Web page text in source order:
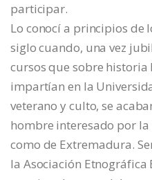
participar.
Lo conocí a principios de
siglo cuando, una vez
cursos que sobre historia
impartían en la
veterano y culto, se
hombre interesado por la
como de Extremadura.
la Asociación